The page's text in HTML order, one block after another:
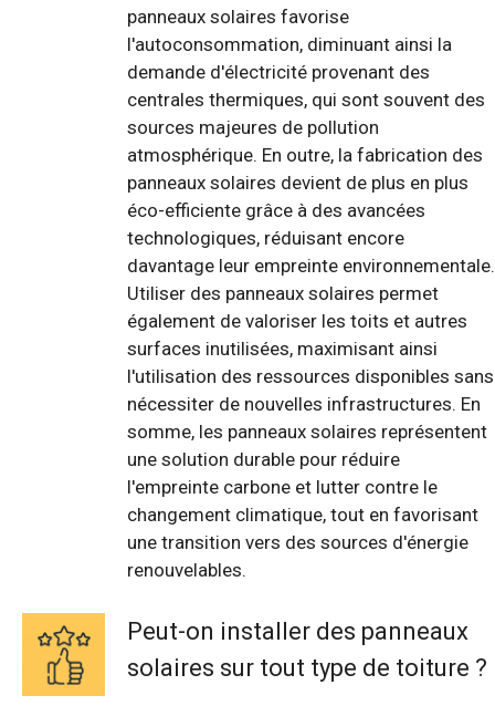
panneaux solaires favorise
l'autoconsommation, diminuant ainsi la
demande d'électricité provenant des
centrales thermiques, qui sont souvent des
sources majeures de pollution
atmosphérique. En outre, la fabrication des
panneaux solaires devient de plus en plus
éco-efficiente grâce à des avancées
technologiques, réduisant encore
davantage leur empreinte environnementale.
Utiliser des panneaux solaires permet
également de valoriser les toits et autres
surfaces inutilisées, maximisant ainsi
l'utilisation des ressources disponibles sans
nécessiter de nouvelles infrastructures. En
somme, les panneaux solaires représentent
une solution durable pour réduire
l'empreinte carbone et lutter contre le
changement climatique, tout en favorisant
une transition vers des sources d'énergie
renouvelables.
Peut-on installer des panneaux
solaires sur tout type de toiture ?